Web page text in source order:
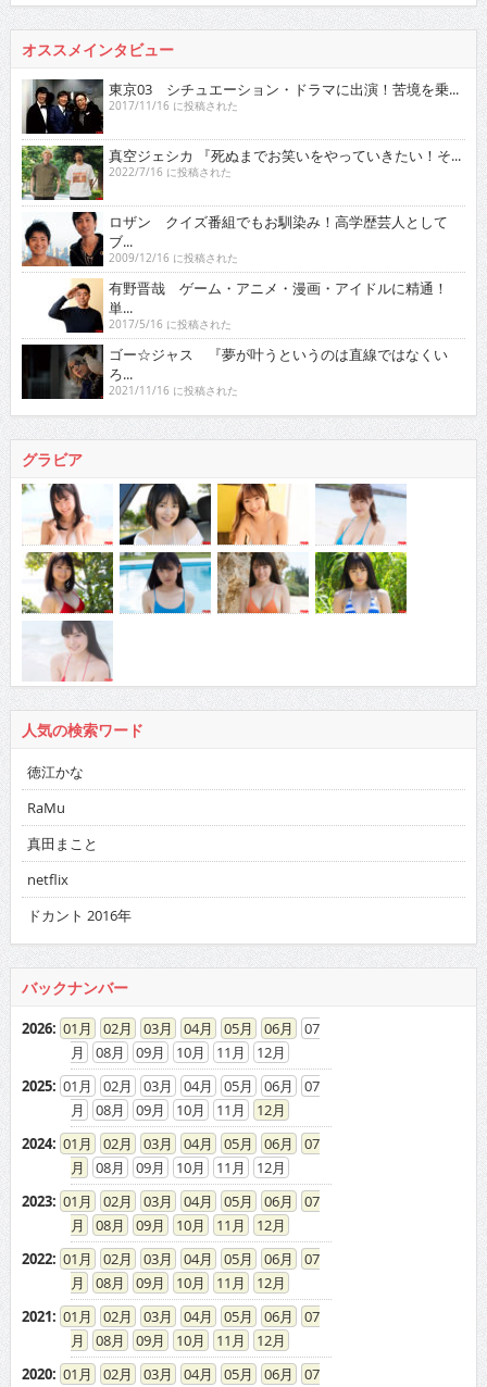
オススメインタビュー
2017/11/16 に投稿された
2022/7/16 に投稿された
ブ...
2009/12/16 に投稿された
有野晋哉 ゲーム・アニメ・漫画・アイドルに精通！
単...
2017/5/16 に投稿された
ゴー☆ジャス 『夢が叶うというのは直線ではなくい
ろ...
2021/11/16 に投稿された
グラビア
人気の検索ワード
RaMu
真田まこと
netflix
ドカント 2016年
バックナンバー
08
09 10 11
12
01 02 03 04 05 06
08
09 10 11
12
01 02 03 04 05 06
08
09 10 11
12
01 02 03 04 05 06
08
09 10 11
12
01 02 03 04 05 06
08
09 10 11
12
01 02 03 04 05 06
08
09 10 11
12
01 02 03 04 05 06
08
09 10 11
12